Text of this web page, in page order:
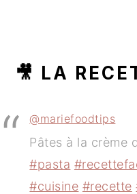
🎥 LA
@mariefoodtips
Pâtes à la crème
#pasta
#cuisine #recette